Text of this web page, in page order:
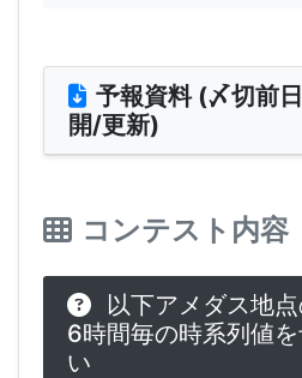
予報資料 (〆切前
開/更新)
コンテスト内容
以下アメダス地
6時間毎の時系列値
い